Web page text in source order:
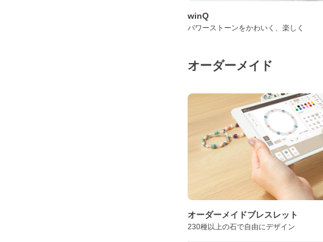
winQ
パワーストーンをかわいく、楽しく
オーダーメイド
オーダーメイドブレスレット
230種以上の石で自由にデザイン